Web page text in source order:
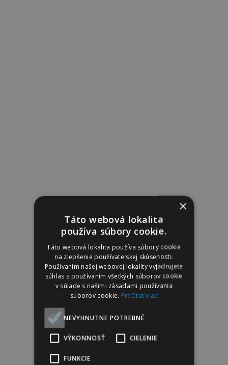
×
Táto webová lokalita
používa súbory cookie.
Táto webová lokalita používa súbory cookie
na zlepšenie používateľskej skúsenosti.
Používaním našej webovej lokality vyjadrujete
súhlas s používaním všetkých súborov cookie
v súlade s našimi zásadami používania
súborov cookie. Prečítať viac
NEVYHNUTNE POTREBNÉ
VÝKONNOSŤ CIELENIE
FUNKCIE